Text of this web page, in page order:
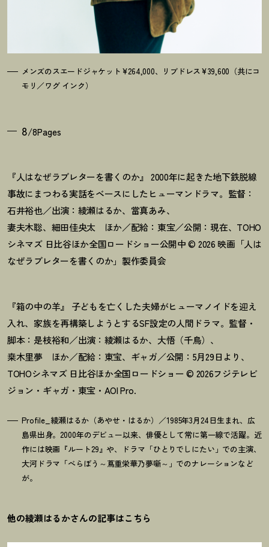
メンズのスエードジャケット¥264,000、リブドレス¥39,600（共にコ
モリ／ワグ インク）
8/8Pages
『人はなぜラブレターを書くのか』 2000年に起きた地下鉄脱線
事故にまつわる実話をベースにしたヒューマンドラマ。監督：
石井裕也／出演：綾瀬はるか、當真あみ、
妻夫木聡、細田佳央太 ほか／配給：東宝／公開：現在、TOHO
シネマズ 日比谷ほか全国ロードショー公開中 © 2026 映画「人は
なぜラブレターを書くのか」製作委員会
『箱の中の羊』 子どもを亡くした夫婦がヒューマノイドを迎え
入れ、家族を再構築しようとするSF設定の人間ドラマ。監督・
脚本：是枝裕和／出演：綾瀬はるか、大悟（千鳥）、
桒木里夢 ほか／配給：東宝、ギャガ／公開：5月29日より、
TOHOシネマズ 日比谷ほか全国ロードショー © 2026フジテレビ
ジョン・ギャガ・東宝・AOI Pro.
Profile_綾瀬はるか（あやせ・はるか）／1985年3月24日生まれ、広
島県出身。2000年のデビュー以来、俳優として常に第一線で活躍。近
作には映画『ルート29』や、ドラマ「ひとりでしにたい」での主演、
大河ドラマ「べらぼう～蔦重栄華乃夢噺～」でのナレーションなど
が。
他の綾瀬はるかさんの記事はこちら